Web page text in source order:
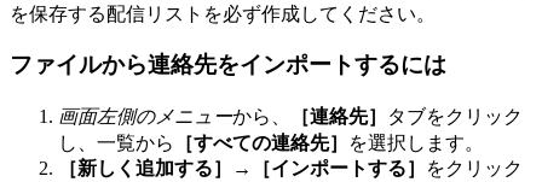
を保存する配信リストを必ず作成してください。
ファイルから連絡先をインポートするには
画面左側のメニューから、 ［連絡先］
タブをクリック
し、一覧から
［すべての連絡先］
を選択します。
［新しく追加する］
→ ［インポートする］
をクリック